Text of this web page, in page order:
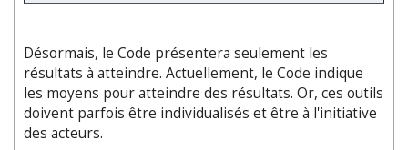
Désormais, le Code présentera seulement les
résultats à atteindre. Actuellement, le Code indique
les moyens pour atteindre des résultats. Or, ces outils
doivent parfois être individualisés et être à l'initiative
des acteurs.